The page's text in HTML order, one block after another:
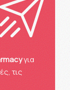
για
τις